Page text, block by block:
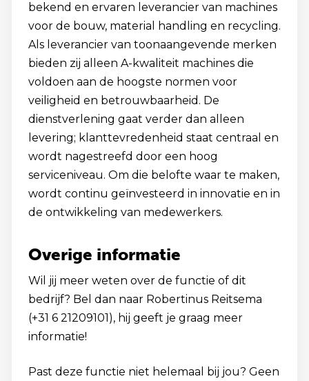
bekend en ervaren leverancier van machines
voor de bouw, material handling en recycling.
Als leverancier van toonaangevende merken
bieden zij alleen A-kwaliteit machines die
voldoen aan de hoogste normen voor
veiligheid en betrouwbaarheid. De
dienstverlening gaat verder dan alleen
levering; klanttevredenheid staat centraal en
wordt nagestreefd door een hoog
serviceniveau. Om die belofte waar te maken,
wordt continu geïnvesteerd in innovatie en in
de ontwikkeling van medewerkers.
Overige informatie
Wil jij meer weten over de functie of dit
bedrijf? Bel dan naar Robertinus Reitsema
(+31 6 21209101), hij geeft je graag meer
informatie!
Past deze functie niet helemaal bij jou? Geen